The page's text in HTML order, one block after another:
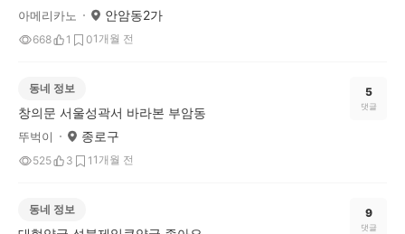
아메리카노 안암동2가
668 1 01개월 전
동네 정보
창의문 서울성곽서 바라본 부암동
뚜벅이 종로구
525 3 1 1개월 전
5
댓글
동네 정보 9
댓글